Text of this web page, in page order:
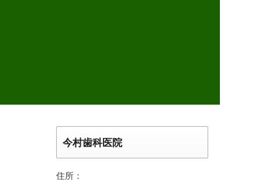
今村歯科医院
住所：